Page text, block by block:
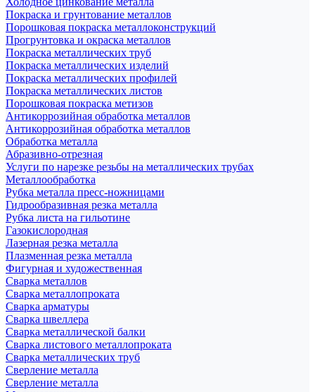
Покраска и грунтование металлов
Порошковая покраска металлоконструкций
Прогрунтовка и окраска металлов
Покраска металлических труб
Покраска металлических изделий
Покраска металлических профилей
Покраска металлических листов
Порошковая покраска метизов
Антикоррозийная обработка металлов
Антикоррозийная обработка металлов
Обработка металла
Абразивно-отрезная
Услуги по нарезке резьбы на металлических трубах
Металлообработка
Рубка металла пресс-ножницами
Гидрообразивная резка металла
Рубка листа на гильотине
Газокислородная
Лазерная резка металла
Плазменная резка металла
Фигурная и художественная
Сварка металлов
Сварка металлопроката
Сварка арматуры
Сварка швеллера
Сварка металлической балки
Сварка листового металлопроката
Сварка металлических труб
Сверление металла
Сверление металла